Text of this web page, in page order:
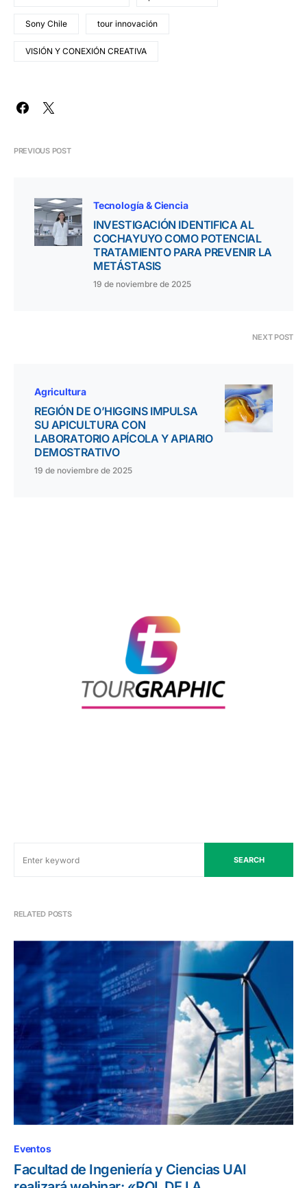
Sony Chile tour innovación
VISIÓN Y CONEXIÓN CREATIVA
PREVIOUS POST
Tecnología & Ciencia
INVESTIGACIÓN IDENTIFICA AL
COCHAYUYO COMO POTENCIAL
TRATAMIENTO PARA PREVENIR LA
METÁSTASIS
19 de noviembre de 2025
NEXT POST
Agricultura
REGIÓN DE O’HIGGINS IMPULSA
SU APICULTURA CON
LABORATORIO APÍCOLA Y APIARIO
DEMOSTRATIVO
19 de noviembre de 2025
SEARCH
RELATED POSTS
Eventos
Facultad de Ingeniería y Ciencias UAI